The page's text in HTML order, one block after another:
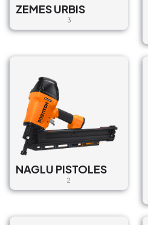
ZEMES URBIS
3
NAGLU PISTOLES
2